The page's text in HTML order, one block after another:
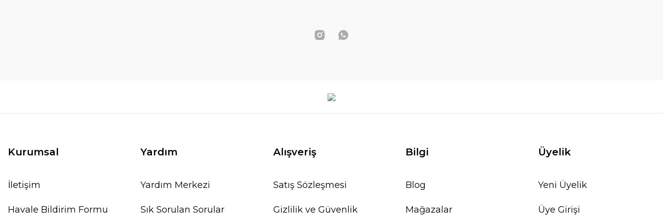
Kurumsal
İletişim
Havale Bildirim Formu
Yardım
Yardım Merkezi
Sık Sorulan Sorular
Alışveriş
Satış Sözleşmesi
Gizlilik ve Güvenlik
Bilgi
Blog
Mağazalar
Üyelik
Yeni Üyelik
Üye Girişi